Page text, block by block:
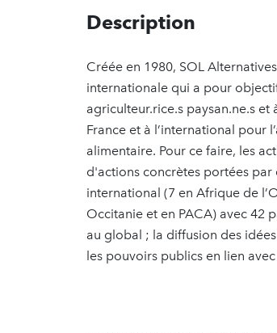
Description
Créée en 1980, SOL
internationale qui a pour
agriculteur.rice.s paysan.ne.s
France et à l’international pour
alimentaire. Pour ce faire, les
d'actions concrètes portées par
international (7 en Afrique de
Occitanie et en PACA) avec 42
au global ; la diffusion des
les pouvoirs publics en lien